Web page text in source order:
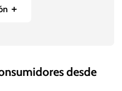
personas han recibido
desde